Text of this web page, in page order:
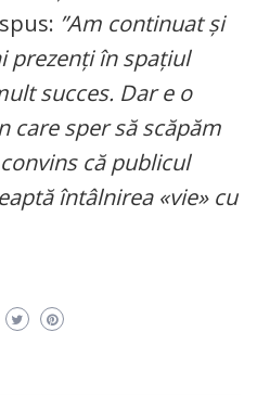
”Am continuat și
prezenți în spațiul
succes. Dar e o
care sper să scăpăm
că publicul
întâlnirea «vie» cu